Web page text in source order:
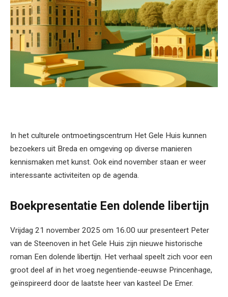
In het culturele ontmoetingscentrum Het Gele Huis kunnen
bezoekers uit Breda en omgeving op diverse manieren
kennismaken met kunst. Ook eind november staan er weer
interessante activiteiten op de agenda.
Boekpresentatie Een dolende libertijn
Vrijdag 21 november 2025 om 16.00 uur presenteert Peter
van de Steenoven in het Gele Huis zijn nieuwe historische
roman Een dolende libertijn. Het verhaal speelt zich voor een
groot deel af in het vroeg negentiende-eeuwse Princenhage,
geïnspireerd door de laatste heer van kasteel De Emer.